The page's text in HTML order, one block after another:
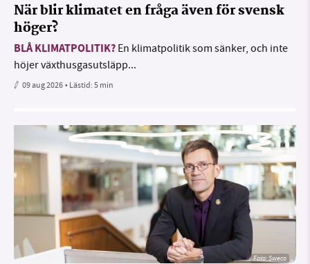
När blir klimatet en fråga även för svensk
höger?
BLÅ KLIMATPOLITIK? En klimatpolitik som sänker, och inte
höjer växthusgasutsläpp...
09 aug 2026• Lästid:5 min
Foto: Sweco